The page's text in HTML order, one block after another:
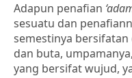
Adapun penafian
sesuatu dan
semestinya
dan buta,
yang bersifat wujud,